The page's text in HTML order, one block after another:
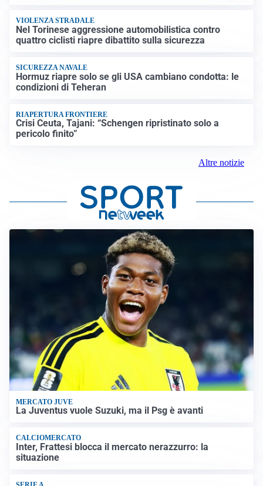
VIOLENZA STRADALE
Nel Torinese aggressione automobilistica contro
quattro ciclisti riapre dibattito sulla sicurezza
SICUREZZA NAVALE
Hormuz riapre solo se gli USA cambiano condotta: le
condizioni di Teheran
RIAPERTURA FRONTIERE
Crisi Ceuta, Tajani: “Schengen ripristinato solo a
pericolo finito”
Altre notizie
MERCATO JUVE
La Juventus vuole Suzuki, ma il Psg è avanti
CALCIOMERCATO
Inter, Frattesi blocca il mercato nerazzurro: la
situazione